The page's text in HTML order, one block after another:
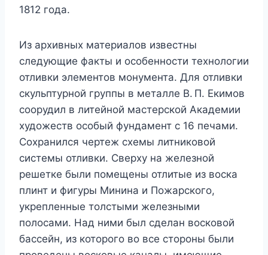
1812 года.
Из архивных материалов известны
следующие факты и особенности технологии
отливки элементов монумента. Для отливки
скульптурной группы в металле В. П. Екимов
соорудил в литейной мастерской Академии
художеств особый фундамент с 16 печами.
Сохранился чертеж схемы литниковой
системы отливки. Сверху на железной
решетке были помещены отлитые из воска
плинт и фигуры Минина и Пожарского,
укрепленные толстыми железными
полосами. Над ними был сделан восковой
бассейн, из которого во все стороны были